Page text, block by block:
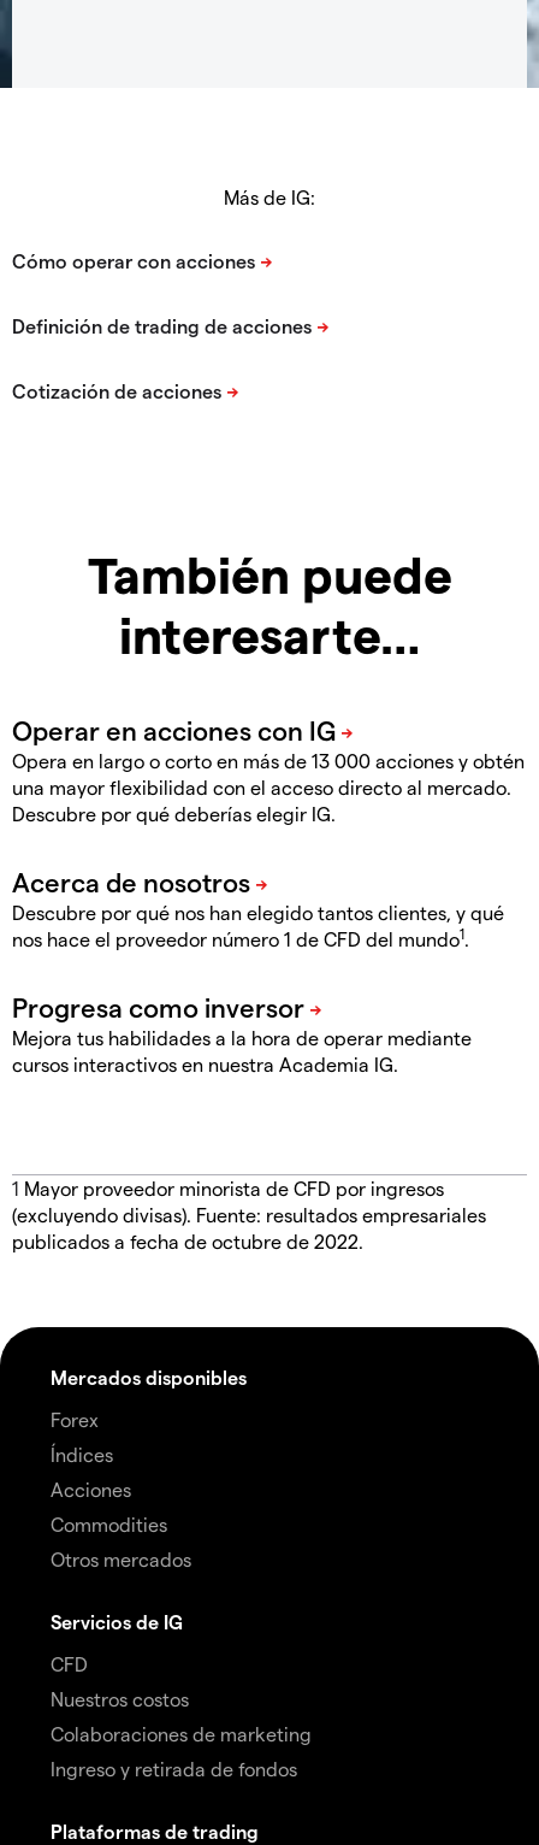
Más de IG:
También puede
interesarte…
Opera en largo o corto en más de 13 000 acciones y obtén
una mayor flexibilidad con el acceso directo al mercado.
Descubre por qué deberías elegir IG.
Descubre por qué nos han elegido tantos clientes, y qué
nos hace el proveedor número 1 de CFD del mundo1.
Mejora tus habilidades a la hora de operar mediante
cursos interactivos en nuestra Academia IG.
1 Mayor proveedor minorista de CFD por ingresos
(excluyendo divisas). Fuente: resultados empresariales
publicados a fecha de octubre de 2022.
Mercados disponibles
Forex
Índices
Acciones
Commodities
Otros mercados
Servicios de IG
CFD
Nuestros costos
Colaboraciones de marketing
Ingreso y retirada de fondos
Plataformas de trading